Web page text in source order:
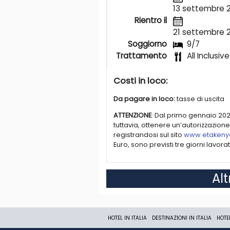
Le camere sono tutte affacciate
telefono, TV satellitare (che
sicurezza, asciugacapelli,
lettini. Possibilità di camere
(massima occupazione 3 adulti o 2
(massima occupazione 3 adulti o 2
bambino).
RISTORANTI E BAR
internazionali. Un giorno a
abbigliamento smart casual per la
tutti i ristoranti e bar del Baobab
uno dove poter gustare piatti a
Connessione Wi-Fi gratuita in tutto
13 settembre
Rientro il
21 settembre
Soggiorno
9/7
Trattamento
All Inclusive
Costi in loco:
Da pagare in loco:tasse di uscita
ATTENZIONE: Dal primo gennaio
tuttavia, ottenere
registrandosi sul sito
Euro, sono previsti tre giorni
HOTEL IN ITALIA DESTINAZIONI IN ITALIA